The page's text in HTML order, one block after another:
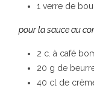
1 verre de
pour la sauce au
2 c. à café
20 g de
40 cl de